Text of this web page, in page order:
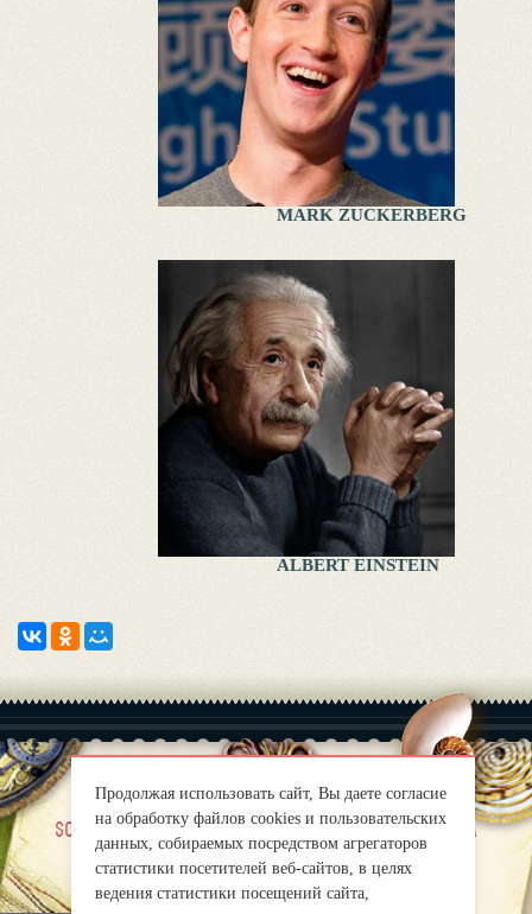
MARK ZUCKERBERG
ALBERT EINSTEIN
sobre nosotros |
Правила
mirprognoz@mail.ru
Продолжая использовать сайт, Вы даете согласие
на обработку файлов cookies и пользовательских
данных, собираемых посредством агрегаторов
статистики посетителей веб-сайтов, в целях
ведения статистики посещений сайта,